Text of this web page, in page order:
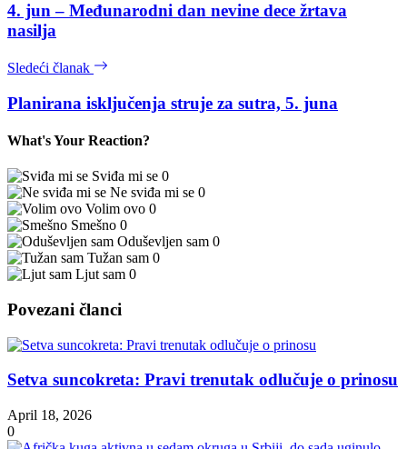
4. jun – Međunarodni dan nevine dece žrtava
nasilja
Sledeći članak
Planirana isključenja struje za sutra, 5. juna
What's Your Reaction?
Sviđa mi se 0
Ne sviđa mi se 0
Volim ovo 0
Smešno 0
Oduševljen sam 0
Tužan sam 0
Ljut sam 0
Povezani članci
Setva suncokreta: Pravi trenutak odlučuje o prinosu
April 18, 2026
0